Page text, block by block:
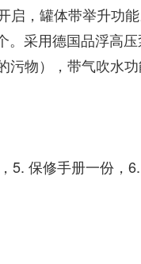
启，罐体带举升功
采用德国品浮高
物），带气吹水
5. 保修手册一份，